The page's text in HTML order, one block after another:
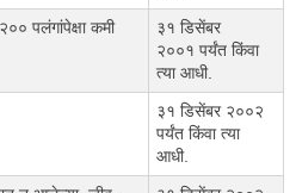
पलंगांपेक्षा कमी
३१ डिसेंबर
२००१ पर्यंत किंवा
त्या आधी.
३१ डिसेंबर २००२
पर्यंत किंवा त्या
आधी.